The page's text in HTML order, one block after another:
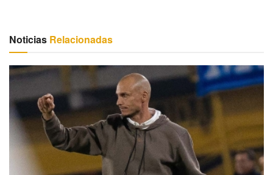
Noticias Relacionadas